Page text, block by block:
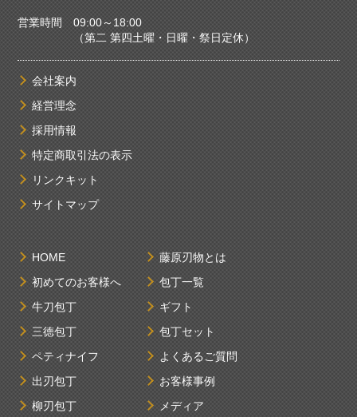
営業時間 09:00～18:00
（第二 第四土曜・日曜・祭日定休）
会社案内
経営理念
採用情報
特定商取引法の表示
リンクキット
サイトマップ
HOME
初めてのお客様へ
牛刀包丁
三徳包丁
ペティナイフ
出刃包丁
柳刃包丁
藤原刃物とは
包丁一覧
ギフト
包丁セット
よくあるご質問
お客様事例
メディア